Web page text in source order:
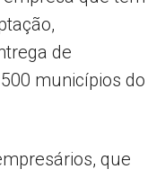
de
municípios do
que